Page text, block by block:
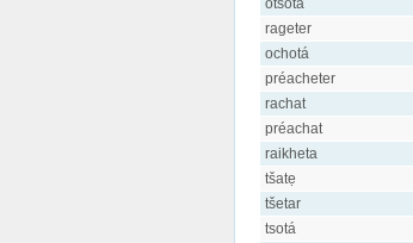
otsotá
rageter
ochotá
préacheter
rachat
préachat
raikheta
tšatẹ
tšetar
tsotá